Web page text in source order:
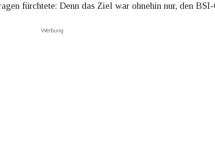
fürchtete: Denn das Ziel war ohnehin nur, den
Werbung